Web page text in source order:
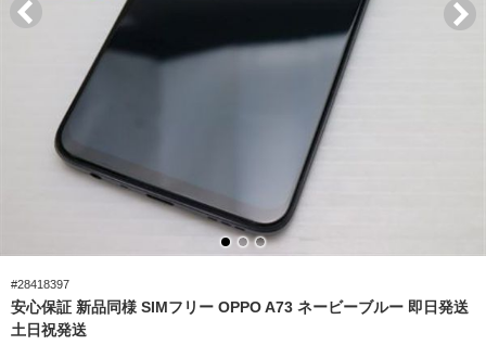
#28418397
安心保証 新品同様 SIMフリー OPPO A73 ネービーブルー 即日発送
土日祝発送